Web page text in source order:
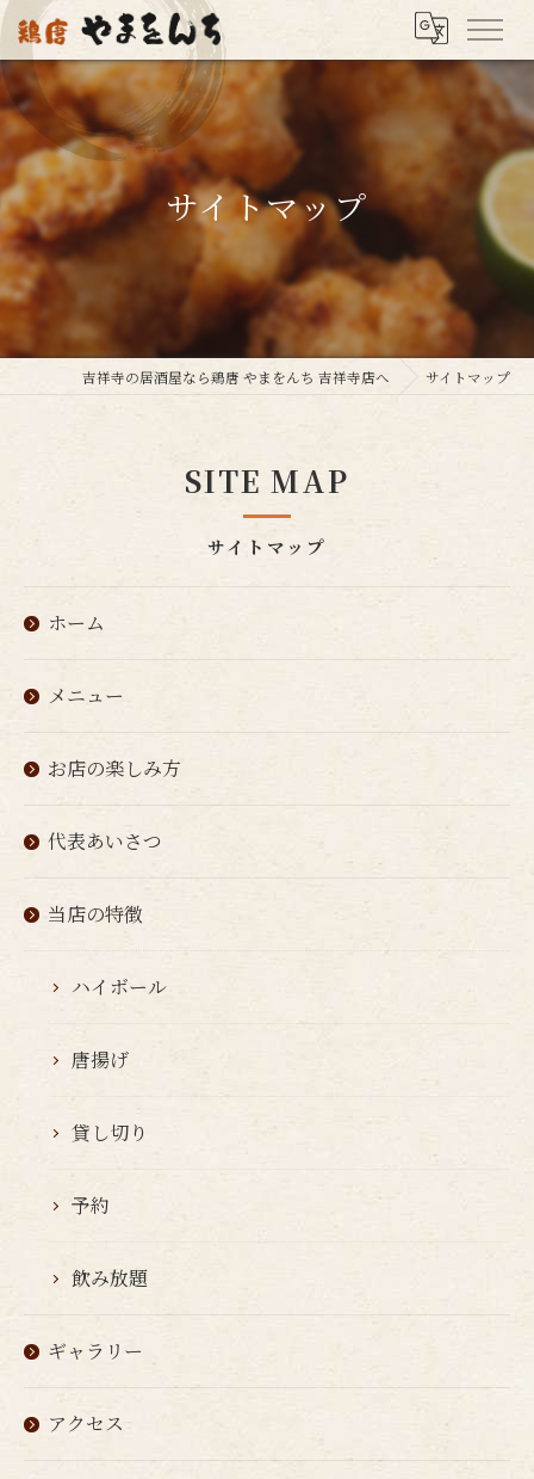
サイトマップ
吉祥寺の居酒屋なら鶏唐 やまをんち 吉祥寺店へ サイトマップ
サイトマップ
SITE MAP
ホーム
メニュー
お店の楽しみ方
代表あいさつ
当店の特徴
ハイボール
唐揚げ
貸し切り
予約
飲み放題
ギャラリー
アクセス